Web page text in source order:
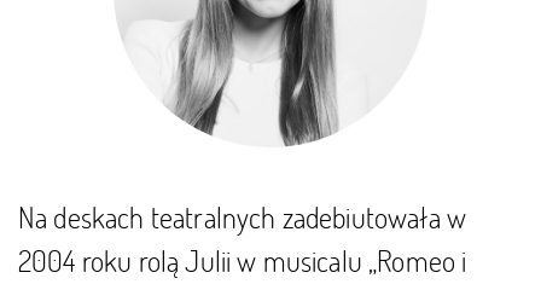
Na deskach teatralnych zadebiutowała w
2004 roku rolą Julii w musicalu „Romeo i